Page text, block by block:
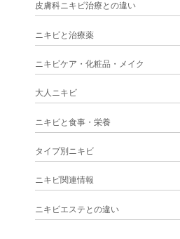
皮膚科ニキビ治療との違い
ニキビと治療薬
ニキビケア・化粧品・メイク
大人ニキビ
ニキビと食事・栄養
タイプ別ニキビ
ニキビ関連情報
ニキビエステとの違い